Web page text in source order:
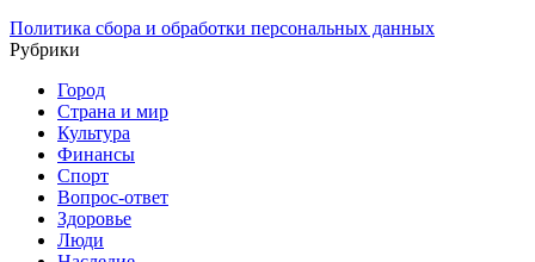
Политика сбора и обработки персональных данных
Рубрики
Город
Страна и мир
Культура
Финансы
Спорт
Вопрос-ответ
Здоровье
Люди